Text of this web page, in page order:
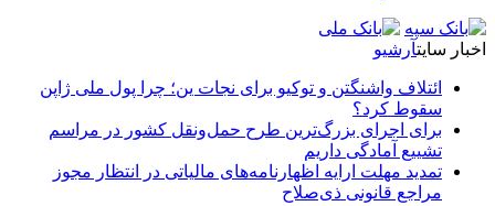
اخبار سایتآرشیو
ائتلاف واشنگتن و توکیو برای نجات ین؛ چرا پول ملی ژاپن
سقوط کرد؟
برای اجرای بزرگ‌ترین طرح حمل‌ونقل کشور در مراسم
تشییع آمادگی داریم
تمدید مهلت ارایه اظهارنامه‌های مالیاتی در انتظار مجوز
مراجع قانونی ذی‌‏صلاح